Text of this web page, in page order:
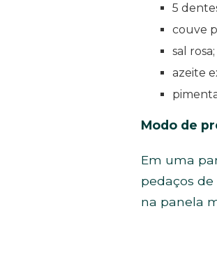
5
couve
sal rosa;
azeite
Modo de
Em uma
pedaços
na panela